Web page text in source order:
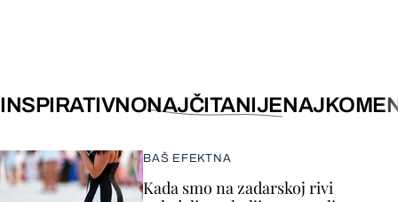
INSPIRATIVNONAJČITANIJE
BAŠ EFEKTNA
Kada smo na zadarskoj rivi